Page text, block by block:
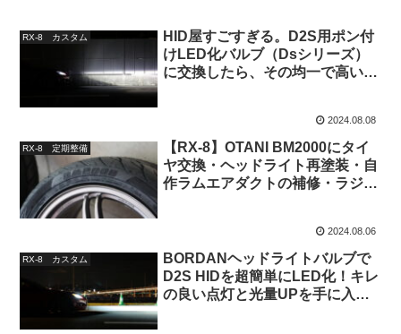
RX-8 カスタム
HID屋すごすぎる。D2S用ポン付
けLED化バルブ（Dsシリーズ）
に交換したら、その均一で高い明
2024.08.08
RX-8 定期整備
【RX-8】OTANI BM2000にタイ
ヤ交換・ヘッドライト再塗装・自
作ラムエアダクトの補修・ラジエ
2024.08.06
RX-8 カスタム
BORDANヘッドライトバルブで
D2S HIDを超簡単にLED化！キレ
の良い点灯と光量UPを手に入れ